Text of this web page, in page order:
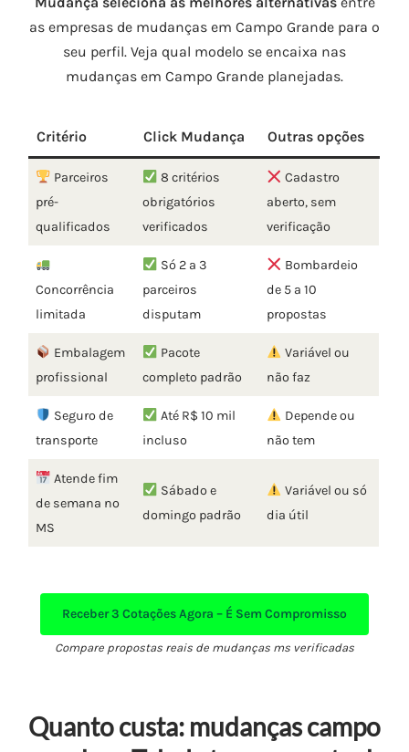
as empresas de mudanças em Campo Grande para o
seu perfil. Veja qual modelo se encaixa nas
mudanças em Campo Grande planejadas.
Critério Click Mudança Outras opções
Parceiros
pré-
qualificados
8 critérios
obrigatórios
verificados
Cadastro
aberto, sem
verificação
Concorrência
limitada
Só 2 a 3
parceiros
disputam
Bombardeio
de 5 a 10
propostas
Embalagem
profissional
Pacote
completo padrão
Variável ou
não faz
Seguro de
transporte
Até R$ 10 mil
incluso
Depende ou
não tem
Atende fim
de semana no
MS
Sábado e
domingo padrão
Variável ou só
dia útil
Receber3 Cotações Agora – É Sem Compromisso
Compare propostas reais de mudanças ms verificadas
Quanto custa: mudanças campo